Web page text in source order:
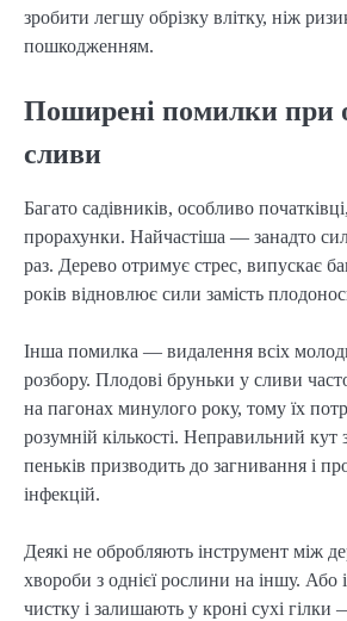
зробити легшу обрізку влітку, ніж
пошкодженням.
Поширені помилки при
сливи
Багато садівників, особливо
прорахунки. Найчастіша — занадто
раз. Дерево отримує стрес, випускає
років відновлює сили замість
Інша помилка — видалення всіх
розбору. Плодові бруньки у сливи
на пагонах минулого року, тому їх
розумній кількості. Неправильний кут
пеньків призводить до загнивання і
інфекцій.
Деякі не обробляють інструмент між
хвороби з однієї рослини на іншу. Або
чистку і залишають у кроні сухі гілки